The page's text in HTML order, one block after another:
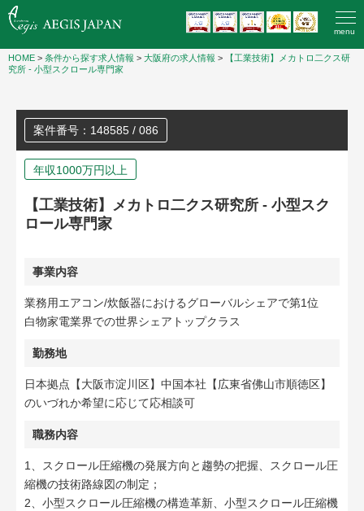
menu
HOME > 条件から探す求人情報 > 大阪府の求人情報 >
【工業技術】メカトロ二クス研
究所 ‐ 小型スクロール専門家
案件番号：148585 / 086
年収1000万円以上
【工業技術】メカトロ二クス研究所 ‐ 小型スク
ロール専門家
事業内容
業務用エアコン/炊飯器におけるグローバルシェアで第1位
白物家電業界での世界シェアトップクラス
勤務地
日本拠点【大阪市淀川区】中国本社【広東省佛山市順徳区】
のいづれか希望に応じて応相談可
職務内容
1、スクロール圧縮機の発展方向と趨勢の把握、スクロール圧
縮機の技術路線図の制定；
2、小型スクロール圧縮機の構造革新、小型スクロール圧縮機